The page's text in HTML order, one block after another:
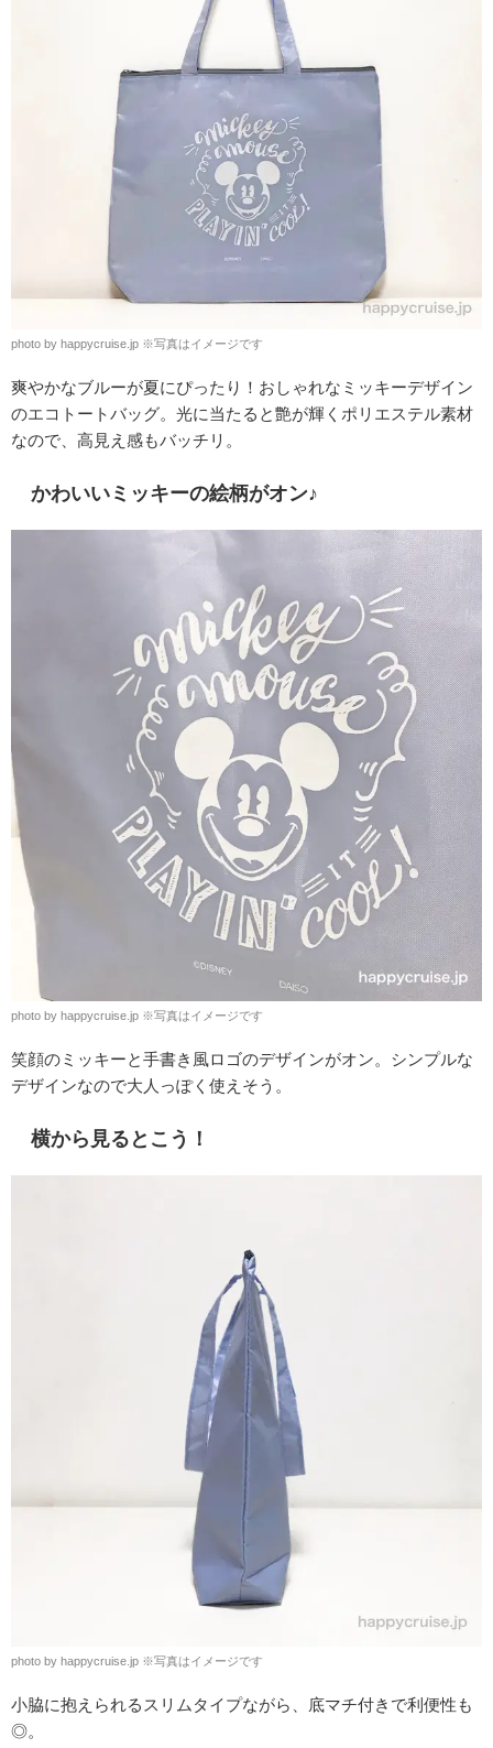
photo by happycruise.jp ※写真はイメージです
爽やかなブルーが夏にぴったり！おしゃれなミッキーデザイン
のエコトートバッグ。光に当たると艶が輝くポリエステル素材
なので、高見え感もバッチリ。
かわいいミッキーの絵柄がオン♪
photo by happycruise.jp ※写真はイメージです
笑顔のミッキーと手書き風ロゴのデザインがオン。シンプルな
デザインなので大人っぽく使えそう。
横から見るとこう！
photo by happycruise.jp ※写真はイメージです
小脇に抱えられるスリムタイプながら、底マチ付きで利便性も
◎。